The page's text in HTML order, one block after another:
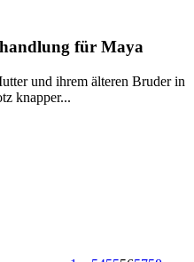
für Maya
und ihrem älteren Bruder in
knapper...